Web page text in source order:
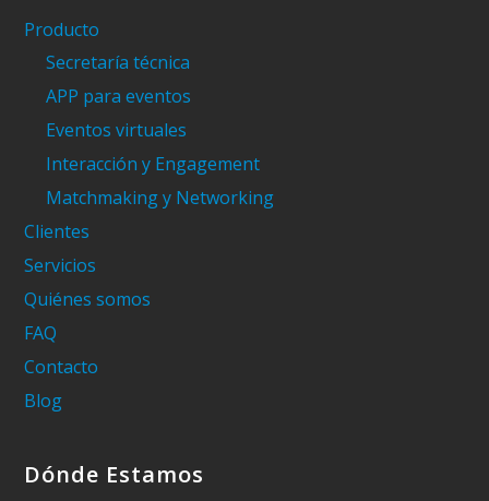
Producto
Secretaría técnica
APP para eventos
Eventos virtuales
Interacción y Engagement
Matchmaking y Networking
Clientes
Servicios
Quiénes somos
FAQ
Contacto
Blog
Dónde Estamos